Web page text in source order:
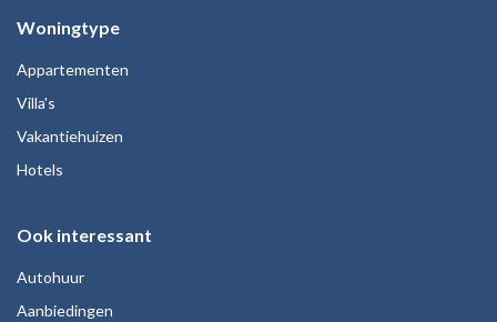
Woningtype
Appartementen
Villa's
Vakantiehuizen
Hotels
Ook interessant
Autohuur
Aanbiedingen